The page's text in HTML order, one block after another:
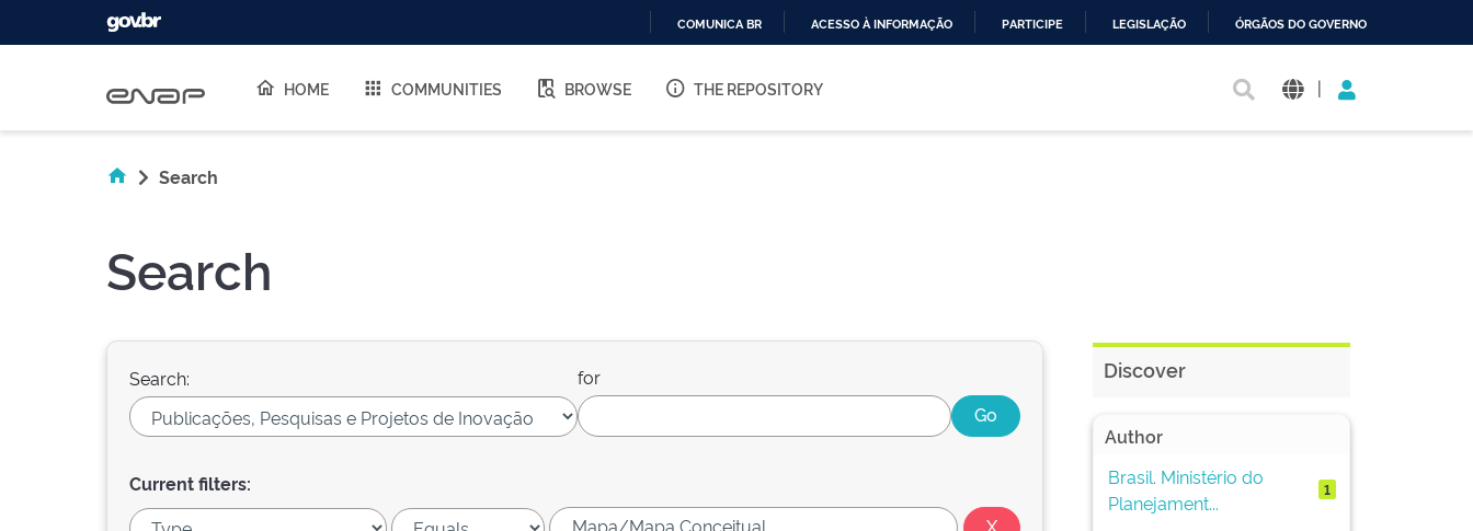
O
COMUNICA BR ACESSO À INFORMAÇÃO PARTICIPE LEGISLAÇÃO ÓRGÃOS DO GOVERNO
HOME COMMUNITIES BROWSE THE REPOSITORY |
Search
Search
Search: for
Current filters:
Discover
Author
Brasil. Ministério do
Planejament...
1